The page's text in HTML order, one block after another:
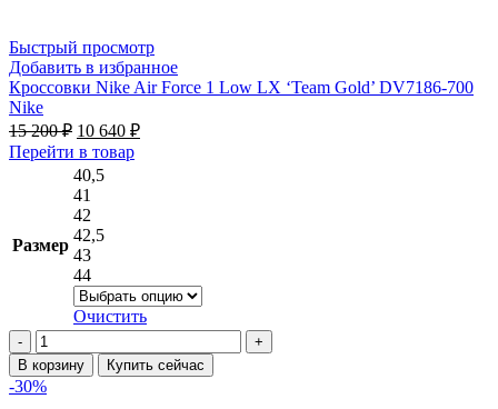
Force
FV2925-
001
Быстрый просмотр
Добавить в избранное
Кроссовки Nike Air Force 1 Low LX ‘Team Gold’ DV7186-700
Nike
15 200₽ Первоначальная
цена
составляла
15 200 ₽.
10 640 ₽Текущая
Перейти в товарЭтот
выбрать
на
странице
товара.
Размер
40,5
41
42
42,5
43
44
Очистить
Количество
товара
Кроссовки
Nike
В корзину Купить сейчас
-30%